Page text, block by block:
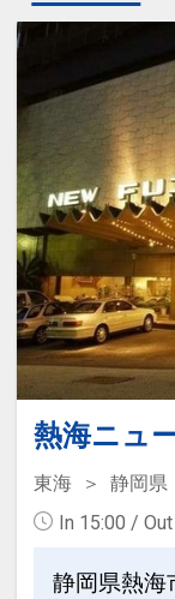
熱海ニュ
東海 静岡県
In 15:00 /
静岡県熱海